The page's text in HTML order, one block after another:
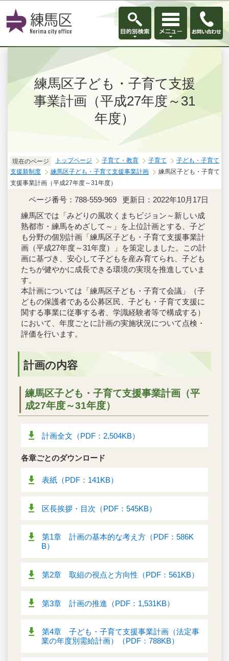
このページの本文へ移動
練馬区子ども・子育て支援
事業計画（平成27年度～31
年度）
現在のページ トップページ 子育て・教育 子育て
子ども・子育て
支援新制度
練馬区子ども・子育て支援事業計画
練馬区子ども・子育て
支援事業計画（平成27年度～31年度）
ページ番号：788-559-969
更新日：2022年10月17日
練馬区では「みどりの風吹くまちビジョン～新しい成
熟都市・練馬をめざして～」を上位計画とする、子ど
も分野の個別計画「練馬区子ども・子育て支援事業計
画（平成27年度～31年度）」を策定しました。この計
画に基づき、安心して子どもを産み育てられ、子ども
たちが健やかに成長できる環境の実現を推進していま
す。
本計画については「練馬区子ども・子育て会議」（子
どもの保護者である公募区民、子ども・子育て支援に
関する事業に従事する者、学識経験者等で構成する）
において、年度ごとに計画の実施状況について点検・
評価を行います。
計画の内容
練馬区子ども・子育て支援事業計画（平
成27年度～31年度）
計画全文（PDF：2,504KB）
各章ごとのダウンロード
表紙（PDF：141KB）
区長挨拶・目次（PDF：545KB）
第1章 計画の基本的な考え方（PDF：586K
B）
第2章 取組の視点と方向性（PDF：561KB）
第3章 計画の推進（PDF：1,531KB）
第4章 子ども・子育て支援事業計画（法定事
業の年度別需給計画）（PDF：788KB）